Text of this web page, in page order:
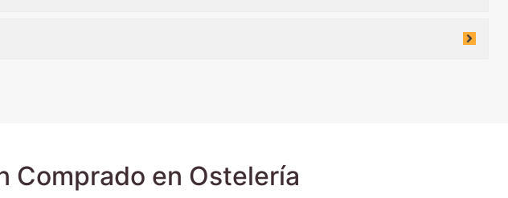
Comprado en Ostelería